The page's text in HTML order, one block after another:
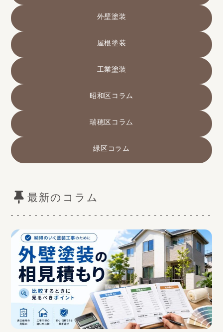
外壁塗装
屋根塗装
工業塗装
昭和区コラム
瑞穂区コラム
緑区コラム
最新のコラム